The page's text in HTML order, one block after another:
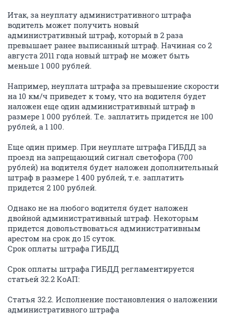
Итак, за неуплату административного штрафа
водитель может получить новый
административный штраф, который в 2 раза
превышает ранее выписанный штраф. Начиная со 2
августа 2011 года новый штраф не может быть
меньше 1 000 рублей.
Например, неуплата штрафа за превышение скорости
на 10 км/ч приведет к тому, что на водителя будет
наложен еще один административный штраф в
размере 1 000 рублей. Т.е. заплатить придется не 100
рублей, а 1 100.
Еще один пример. При неуплате штрафа ГИБДД за
проезд на запрещающий сигнал светофора (700
рублей) на водителя будет наложен дополнительный
штраф в размере 1 400 рублей, т.е. заплатить
придется 2 100 рублей.
Однако не на любого водителя будет наложен
двойной административный штраф. Некоторым
придется довольствоваться административным
арестом на срок до 15 суток.
Срок оплаты штрафа ГИБДД
Срок оплаты штрафа ГИБДД регламентируется
статьей 32.2 КоАП:
Статья 32.2. Исполнение постановления о наложении
административного штрафа